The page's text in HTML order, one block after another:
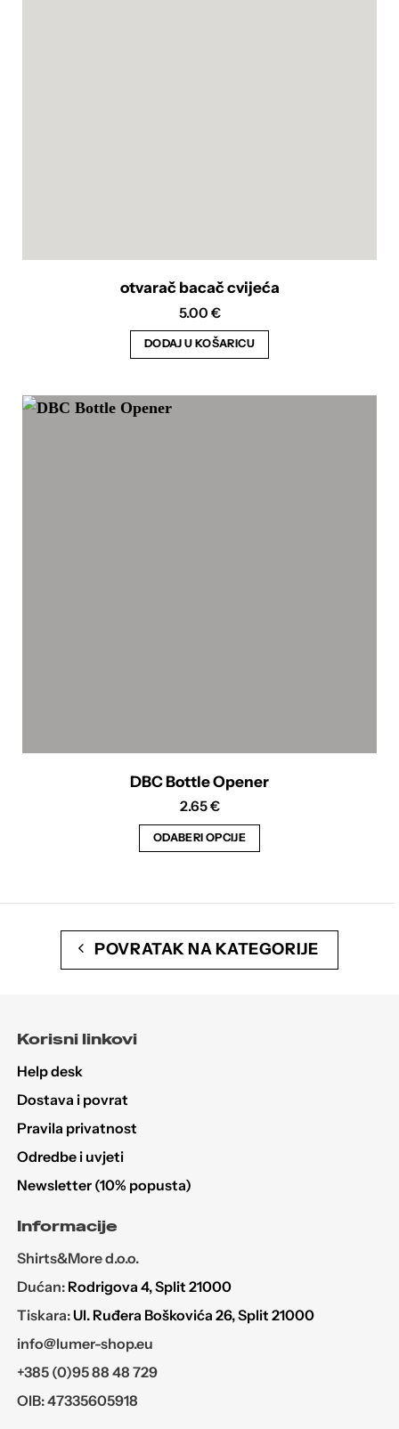
otvarač bacač cvijeća
5.00 €
DODAJ U KOŠARICU
DBC Bottle Opener
2.65€
ODABERI OPCIJE
ima
više
varijanti.
Opcije
POVRATAK NA KATEGORIJE
Korisni linkovi
Help desk
Dostava i povrat
Pravila privatnost
Odredbe i uvjeti
Newsletter (10% popusta)
Informacije
Shirts&More d.o.o.
Dućan: Rodrigova 4, Split 21000
Tiskara:Ul. Ruđera Boškovića 26, Split 21000
info@lumer-shop.eu
+385 (0)95 88 48 729
OIB: 47335605918